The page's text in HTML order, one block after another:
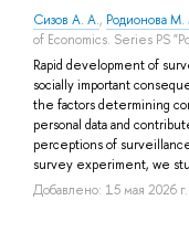
Сизов А. А., Родионова
of Economics. Series PS
Rapid development of
socially important
the factors determining
personal data and
perceptions of
survey experiment, we
Добавлено: 15 мая 2026 г.